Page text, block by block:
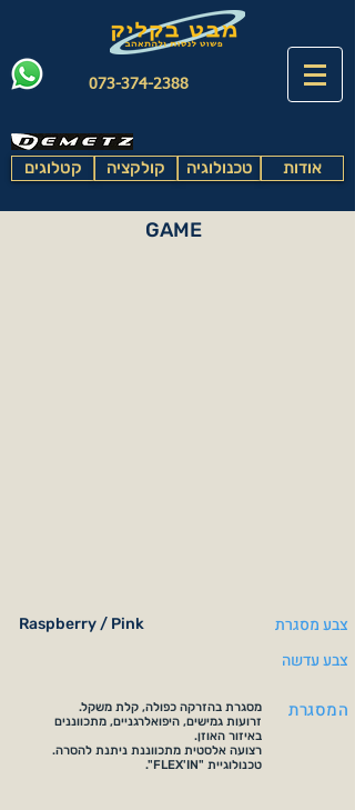
073-374-2388
קטלוגים קולקציה טכנולוגיה אודות
GAME
Raspberry / Pink
צבע מסגרת
צבע עדשה
מסגרת בהזרקה כפולה, קלת משקל.
זרועות גמישים, היפואלרגניים, מתכווננים
באיזור האוזן.
רצועה אלסטית מתכווננת ניתנת להסרה.
טכנולוגיית "FLEX'IN".
המסגרת